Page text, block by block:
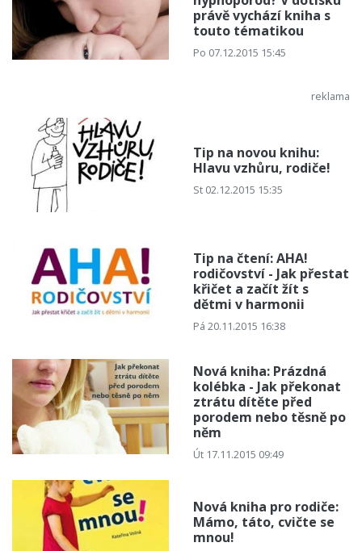
právě vychází kniha s
touto tématikou
Po 07.12.2015 15:45
Tip na novou knihu:
Hlavu vzhůru, rodiče!
St 02.12.2015 15:35
Tip na čtení: AHA!
rodičovství - Jak přestat
křičet a začít žít s
dětmi v harmonii
Pá 20.11.2015 16:38
Nová kniha: Prázdná
kolébka - Jak překonat
ztrátu dítěte před
porodem nebo těsně po
něm
Út 17.11.2015 09:49
Nová kniha pro rodiče:
Mámo, táto, cvičte se
mnou!